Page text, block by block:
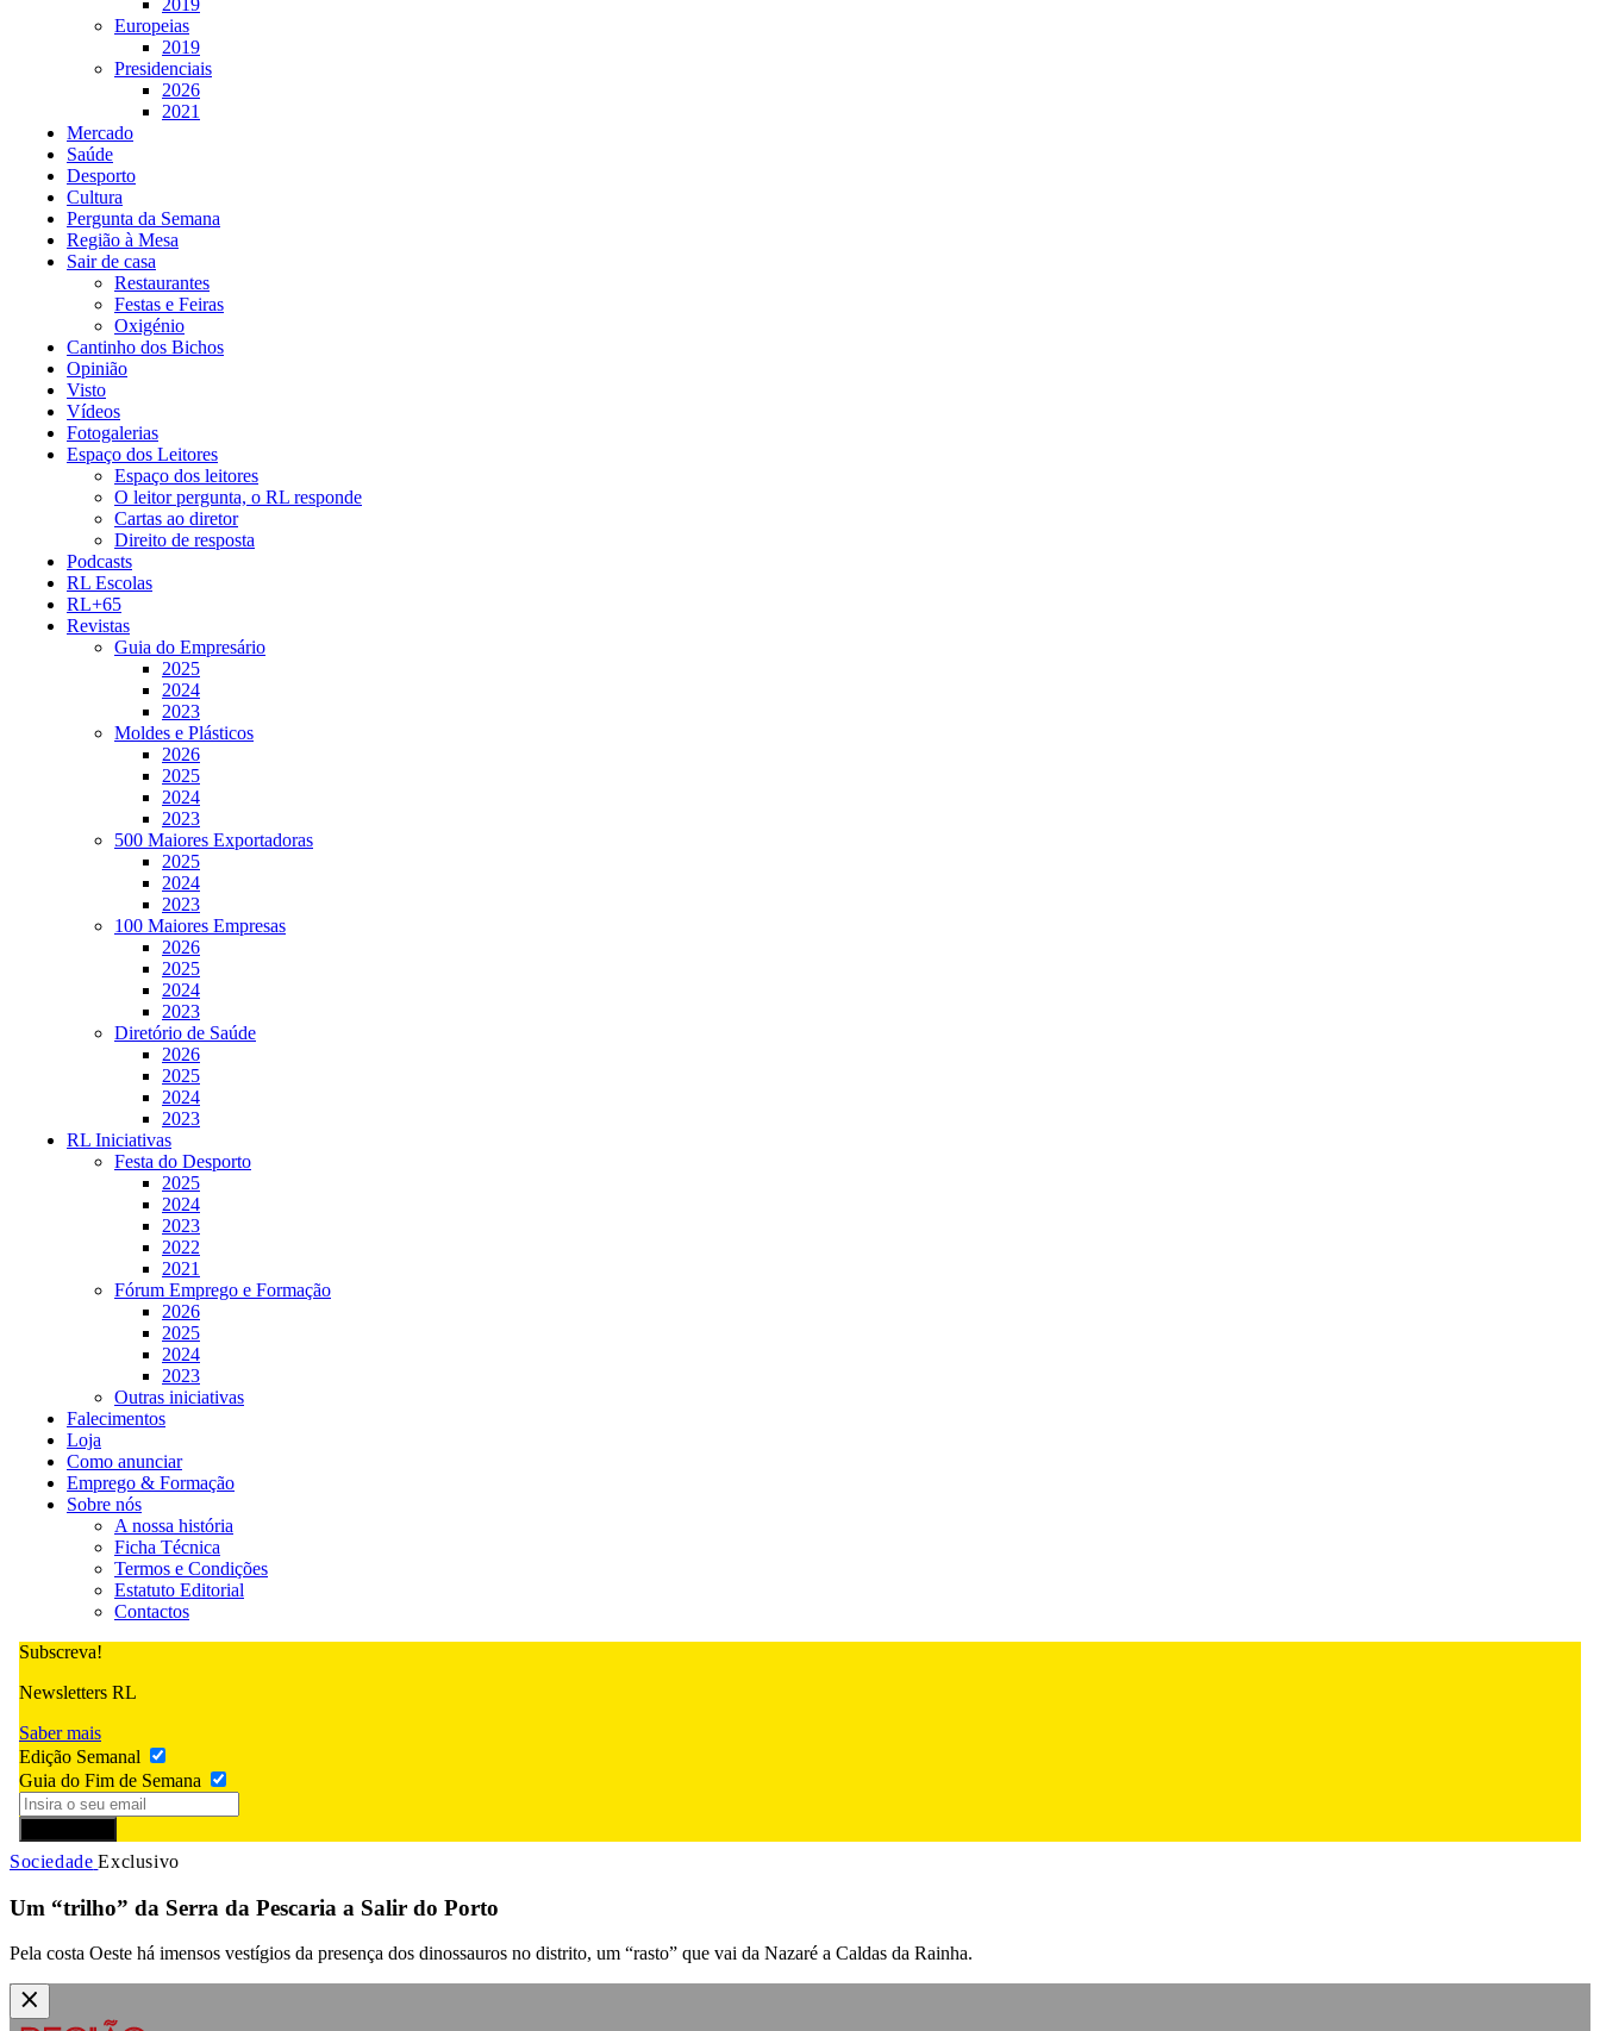
Europeias
2019
Presidenciais
2026
2021
Mercado
Saúde
Desporto
Cultura
Pergunta da Semana
Região à Mesa
Sair de casa
Restaurantes
Festas e Feiras
Oxigénio
Cantinho dos Bichos
Opinião
Visto
Vídeos
Fotogalerias
Espaço dos Leitores
Espaço dos leitores
O leitor pergunta, o RL responde
Cartas ao diretor
Direito de resposta
Podcasts
RL Escolas
RL+65
Revistas
Guia do Empresário
2025
2024
2023
Moldes e Plásticos
2026
2025
2024
2023
500 Maiores Exportadoras
2025
2024
2023
100 Maiores Empresas
2026
2025
2024
2023
Diretório de Saúde
2026
2025
2024
2023
RL Iniciativas
Festa do Desporto
2025
2024
2023
2022
2021
Fórum Emprego e Formação
2026
2025
2024
2023
Outras iniciativas
Falecimentos
Loja
Como anunciar
Emprego & Formação
Sobre nós
A nossa história
Ficha Técnica
Termos e Condições
Estatuto Editorial
Contactos
Subscreva!
Newsletters RL
Saber mais
Edição Semanal
Guia do Fim de Semana
Sociedade Exclusivo
Um “trilho” da Serra da Pescaria a Salir do Porto
Pela costa Oeste há imensos vestígios da presença dos dinossauros no distrito, um “rasto” que vai da Nazaré a Caldas da Rainha.